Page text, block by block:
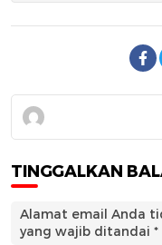
TINGGALKAN
Alamat email Anda
yang wajib ditandai *